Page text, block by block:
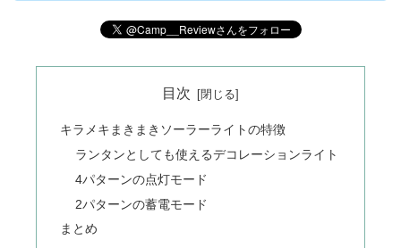
目次
キラメキまきまきソーラーライトの特徴
ランタンとしても使えるデコレーションライト
4パターンの点灯モード
2パターンの蓄電モード
まとめ